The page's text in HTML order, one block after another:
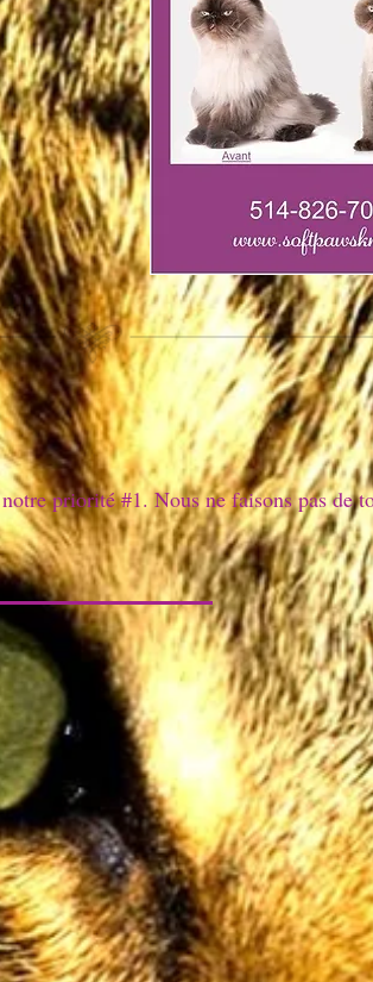
priorité #1. Nous ne faisons pas de